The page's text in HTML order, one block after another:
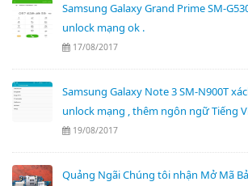
Samsung Galaxy Grand Prime SM-
unlock mạng ok .
17/08/2017
Samsung Galaxy Note 3 SM-N900T
unlock mạng , thêm ngôn ngữ Tiếng
19/08/2017
Quảng Ngãi Chúng tôi nhận Mở Mã